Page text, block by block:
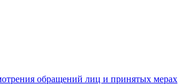
обращений лиц и принятых мерах